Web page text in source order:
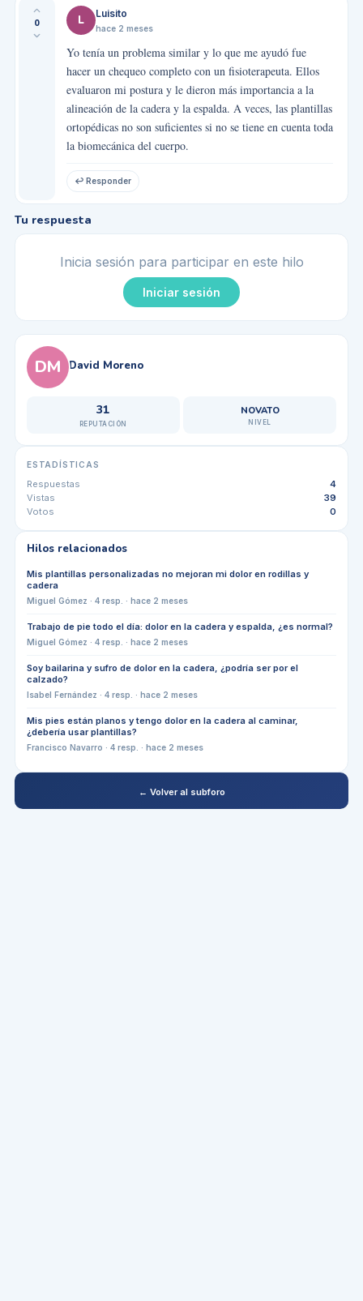
0 L Luisito
hace 2 meses
Yo tenía un problema similar y lo que me ayudó fue
hacer un chequeo completo con un fisioterapeuta. Ellos
evaluaron mi postura y le dieron más importancia a la
alineación de la cadera y la espalda. A veces, las plantillas
ortopédicas no son suficientes si no se tiene en cuenta toda
la biomecánica del cuerpo.
↩ Responder
Tu respuesta
Inicia sesión para participar en este hilo
Iniciar sesión
DM David Moreno
31
REPUTACIÓN
NOVATO
NIVEL
ESTADÍSTICAS
Respuestas
4
Vistas
39
Votos
0
Hilos relacionados
Mis plantillas personalizadas no mejoran mi dolor en rodillas y
cadera
Miguel Gómez · 4resp. · hace 2 meses
Trabajo de pie todo el día: dolor en la cadera y espalda, ¿es normal?
Miguel Gómez · 4resp. · hace 2 meses
Soy bailarina y sufro de dolor en la cadera, ¿podría ser por el
calzado?
Isabel Fernández · 4resp. · hace 2 meses
Mis pies están planos y tengo dolor en la cadera al caminar,
¿debería usar plantillas?
Francisco Navarro · 4resp. · hace 2 meses
← Volver al subforo